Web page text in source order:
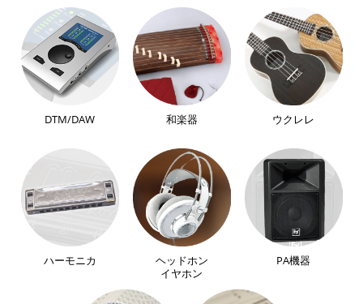
DTM/DAW 和楽器 ウクレレ
ハーモニカ
ヘッドホン
イヤホン
PA機器